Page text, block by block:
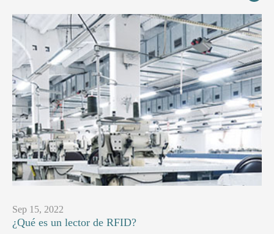
Sep 15, 2022
¿Qué es un lector de RFID?